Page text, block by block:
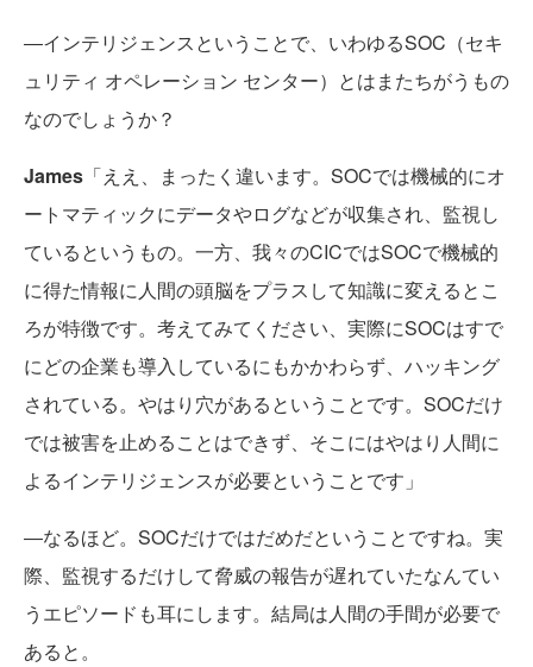
―インテリジェンスということで、いわゆるSOC（セキ
ュリティ オペレーション センター）とはまたちがうもの
なのでしょうか？
James 「ええ、まったく違います。SOCでは機械的にオ
ートマティックにデータやログなどが収集され、監視し
ているというもの。一方、我々のCICではSOCで機械的
に得た情報に人間の頭脳をプラスして知識に変えるとこ
ろが特徴です。考えてみてください、実際にSOCはすで
にどの企業も導入しているにもかかわらず、ハッキング
されている。やはり穴があるということです。SOCだけ
では被害を止めることはできず、そこにはやはり人間に
よるインテリジェンスが必要ということです」
―なるほど。SOCだけではだめだということですね。実
際、監視するだけして脅威の報告が遅れていたなんてい
うエピソードも耳にします。結局は人間の手間が必要で
あると。